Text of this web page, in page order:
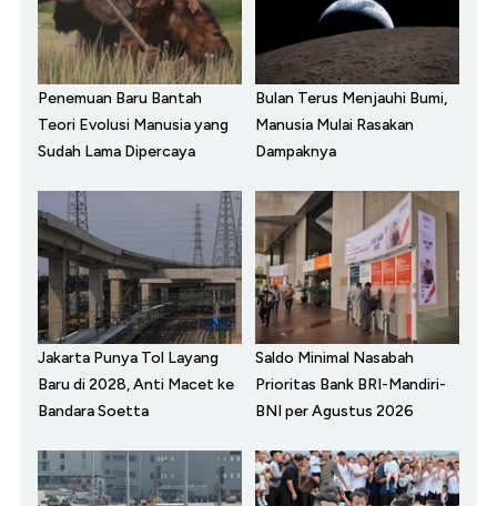
Penemuan Baru Bantah
Teori Evolusi Manusia yang
Sudah Lama Dipercaya
Bulan Terus Menjauhi Bumi,
Manusia Mulai Rasakan
Dampaknya
Jakarta Punya Tol Layang
Baru di 2028, Anti Macet ke
Bandara Soetta
Saldo Minimal Nasabah
Prioritas Bank BRI-Mandiri-
BNI per Agustus 2026